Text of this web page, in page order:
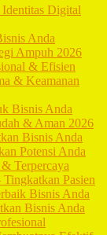
Identitas Digital
Anda
Ampuh 2026
& Efisien
& Keamanan
Bisnis Anda
& Aman 2026
Bisnis Anda
Potensi Anda
Terpercaya
Pasien
Bisnis Anda
Bisnis Anda